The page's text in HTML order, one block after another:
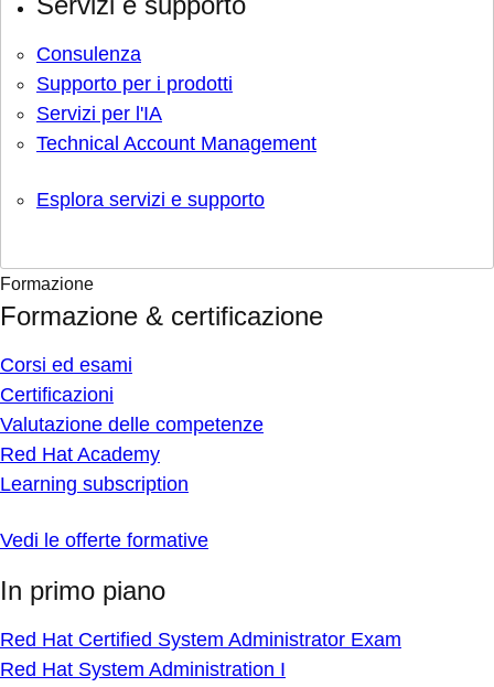
Consulenza
Supporto per i prodotti
Servizi per l'IA
Technical Account Management
Esplora servizi e supporto
Formazione
Formazione & certificazione
Corsi ed esami
Certificazioni
Valutazione delle competenze
Red Hat Academy
Learning subscription
Vedi le offerte formative
In primo piano
Red Hat Certified System Administrator Exam
Red Hat System Administration I